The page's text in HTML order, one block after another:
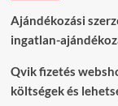
Ajándékozási
ingatlan-
Qvik fizetés
költségek és